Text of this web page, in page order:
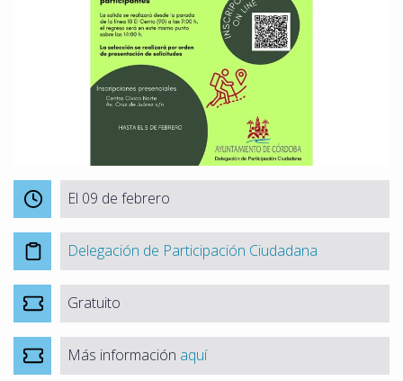
El 09 de febrero
Delegación de Participación Ciudadana
Gratuito
Más información aquí